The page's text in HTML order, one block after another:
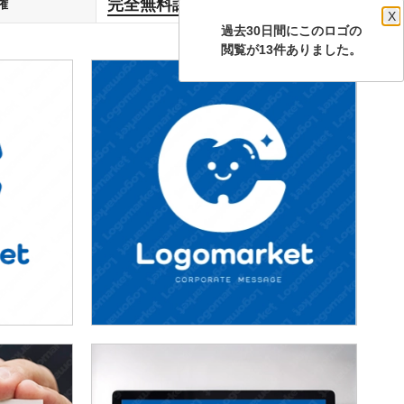
過去30日間にこのロゴの
X
閲覧が13件ありました。